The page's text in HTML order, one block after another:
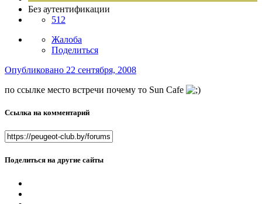
Без аутентификации
512
Жалоба
Поделиться
Опубликовано 22 сентября, 2008
по ссылке место встречи почему то Sun Cafe
Ссылка на комментарий
Поделиться на другие сайты